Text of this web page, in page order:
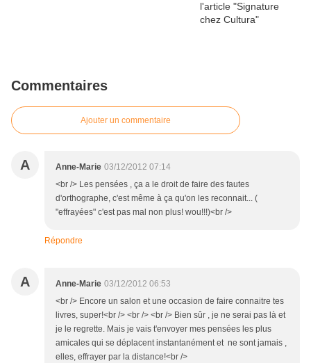
Commentaires
Ajouter un commentaire
A Anne-Marie 03/12/2012 07:14
<br /> Les pensées , ça a le droit de faire des fautes
d'orthographe, c'est même à ça qu'on les reconnait... (
"effrayées" c'est pas mal non plus! wou!!!)<br />
Répondre
A Anne-Marie 03/12/2012 06:53
<br /> Encore un salon et une occasion de faire connaitre tes
livres, super!<br /> <br /> <br /> Bien sûr , je ne serai pas là et
je le regrette. Mais je vais t'envoyer mes pensées les plus
amicales qui se déplacent instantanément et ne sont jamais ,
elles, effrayer par la distance!<br />